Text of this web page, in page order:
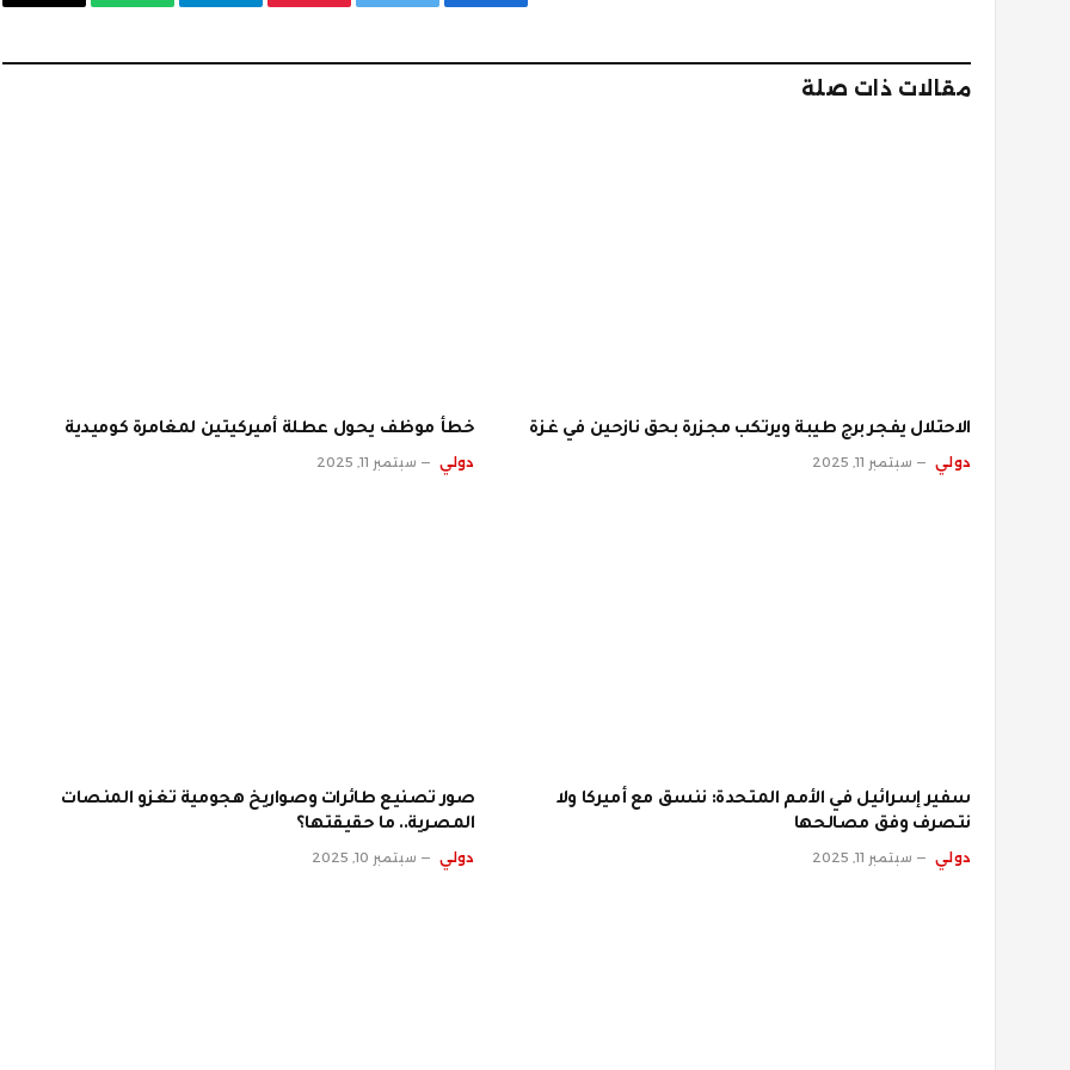
فيسبوك تويتر بينتيريستتيلقرام واتساب
البريد
مقالات ذات صلة
الاحتلال يفجر برج طيبة ويرتكب مجزرة بحق نازحين في غزة
دولي سبتمبر 11, 2025
خطأ موظف يحول عطلة أميركيتين لمغامرة كوميدية
دولي سبتمبر 11, 2025
سفير إسرائيل في الأمم المتحدة: ننسق مع أميركا ولا
نتصرف وفق مصالحها
دولي سبتمبر 11, 2025
صور تصنيع طائرات وصواريخ هجومية تغزو المنصات
المصرية.. ما حقيقتها؟
دولي سبتمبر 10, 2025